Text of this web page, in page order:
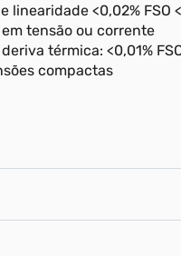
linearidade <0,02% FSO
tensão ou corrente
térmica: <0,01%
compactas